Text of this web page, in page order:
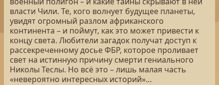
власти Чили. Те, кого волнует будущее планеты,
увидят огромный разлом африканского
континента – и поймут, как это может привести к
концу света. Любители загадок получат доступ к
рассекреченному досье ФБР, которое проливает
свет на истинную причину смерти гениального
Николы Теслы. Но всё это – лишь малая часть
«невероятно интересных историй»…